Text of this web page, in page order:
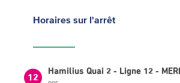
Horaires sur l'arrêt
12
Hamilius Quai 2 - Ligne 12 -